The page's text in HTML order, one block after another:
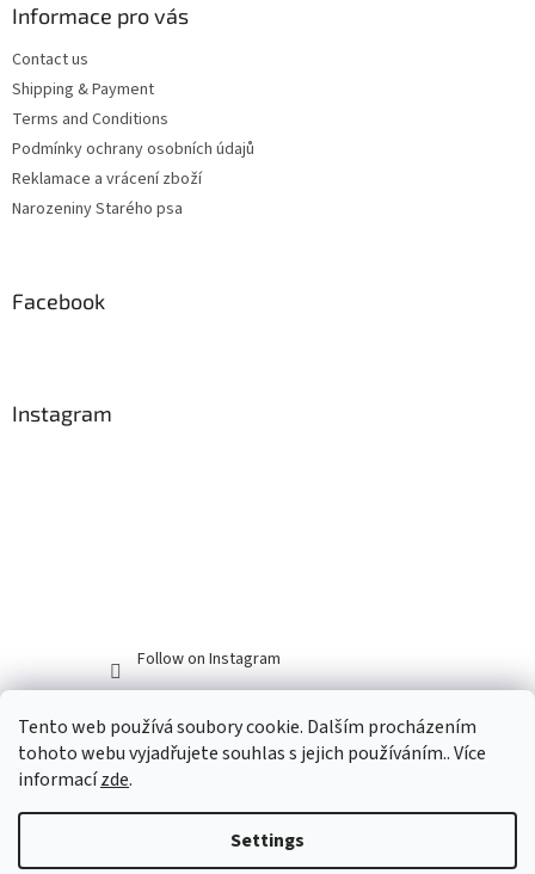
Tento web používá soubory cookie. Dalším procházením
tohoto webu vyjadřujete souhlas s jejich používáním.. Více
informacízde.
Settings
Informace pro vás
Contact us
Shipping & Payment
Terms and Conditions
Podmínky ochrany osobních údajů
Reklamace a vrácení zboží
Narozeniny Starého psa
Facebook
Instagram
Follow on Instagram
Created by Shoptet